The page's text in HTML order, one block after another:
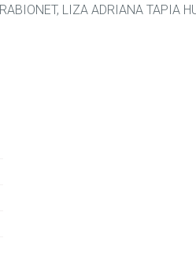
LIZA ADRIANA TAPIA